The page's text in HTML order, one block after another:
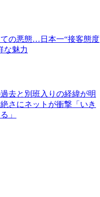
の悪態…日本一“接客態度
な魅力
去と別班入りの経緯が明
さにネットが衝撃「いき
」